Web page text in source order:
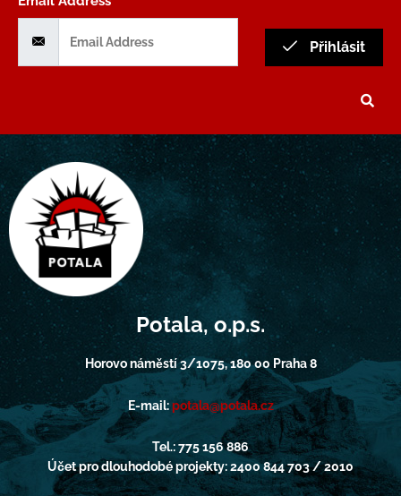
Přihlásit
Potala, o.p.s.
Horovo náměstí 3/1075, 180 00 Praha 8
E-mail:potala@potala.cz
Tel.: 775 156 886
Účet pro dlouhodobé projekty: 2400 844 703 / 2010